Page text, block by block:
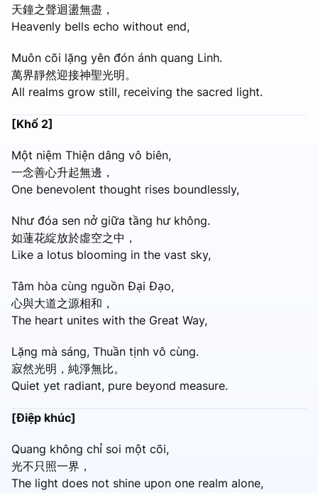
天鐘之聲迴盪無盡，
Heavenly bells echo without end,
Muôn cõi lặng yên đón ánh quang Linh.
萬界靜然迎接神聖光明。
All realms grow still, receiving the sacred light.
[Khổ 2]
Một niệm Thiện dâng vô biên,
一念善心升起無邊，
One benevolent thought rises boundlessly,
Như đóa sen nở giữa tầng hư không.
如蓮花綻放於虛空之中，
Like a lotus blooming in the vast sky,
Tâm hòa cùng nguồn Đại Đạo,
心與大道之源相和，
The heart unites with the Great Way,
Lặng mà sáng, Thuần tịnh vô cùng.
寂然光明，純淨無比。
Quiet yet radiant, pure beyond measure.
[Điệp khúc]
Quang không chỉ soi một cõi,
光不只照一界，
The light does not shine upon one realm alone,